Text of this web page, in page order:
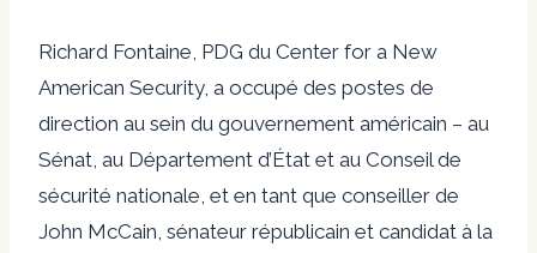
Richard Fontaine, PDG du Center for a New
American Security, a occupé des postes de
direction au sein du gouvernement américain – au
Sénat, au Département d’État et au Conseil de
sécurité nationale, et en tant que conseiller de
John McCain, sénateur républicain et candidat à la